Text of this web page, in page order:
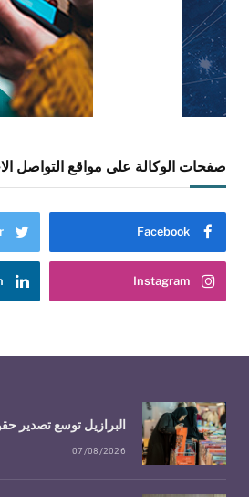
صفحات الوكالة على مواقع التواصل
Facebook
Instagram
البرازيل توسع تصدير
07/08/2026